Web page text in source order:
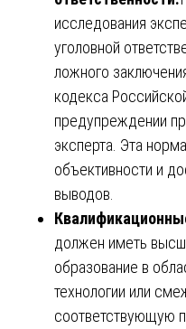
исследования
уголовной
ложного
кодекса
предупреждении
эксперта. Эта
объективности и
выводов.
должен иметь
образование в
технологии или
соответствующую